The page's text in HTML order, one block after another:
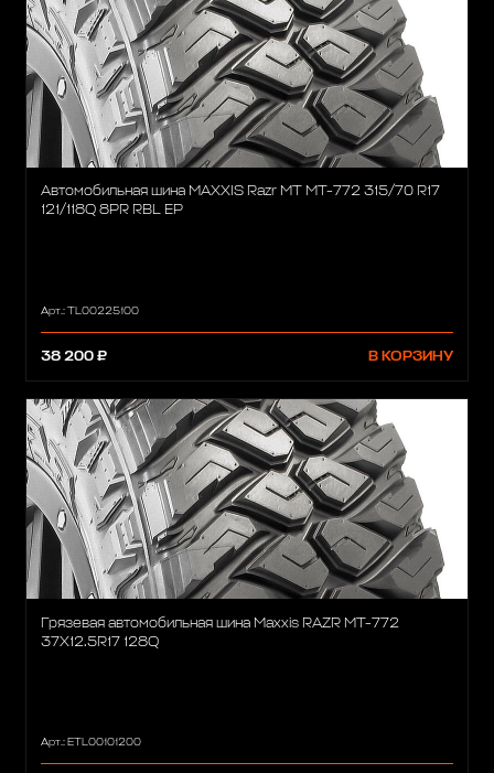
Автомобильная шина MAXXIS Razr MT MT-772 315/70 R17
121/118Q 8PR RBL EP
Арт.: TL00225100
38 200 ₽ В КОРЗИНУ
Грязевая автомобильная шина Maxxis RAZR MT-772
37X12.5R17 128Q
Арт.: ETL00101200